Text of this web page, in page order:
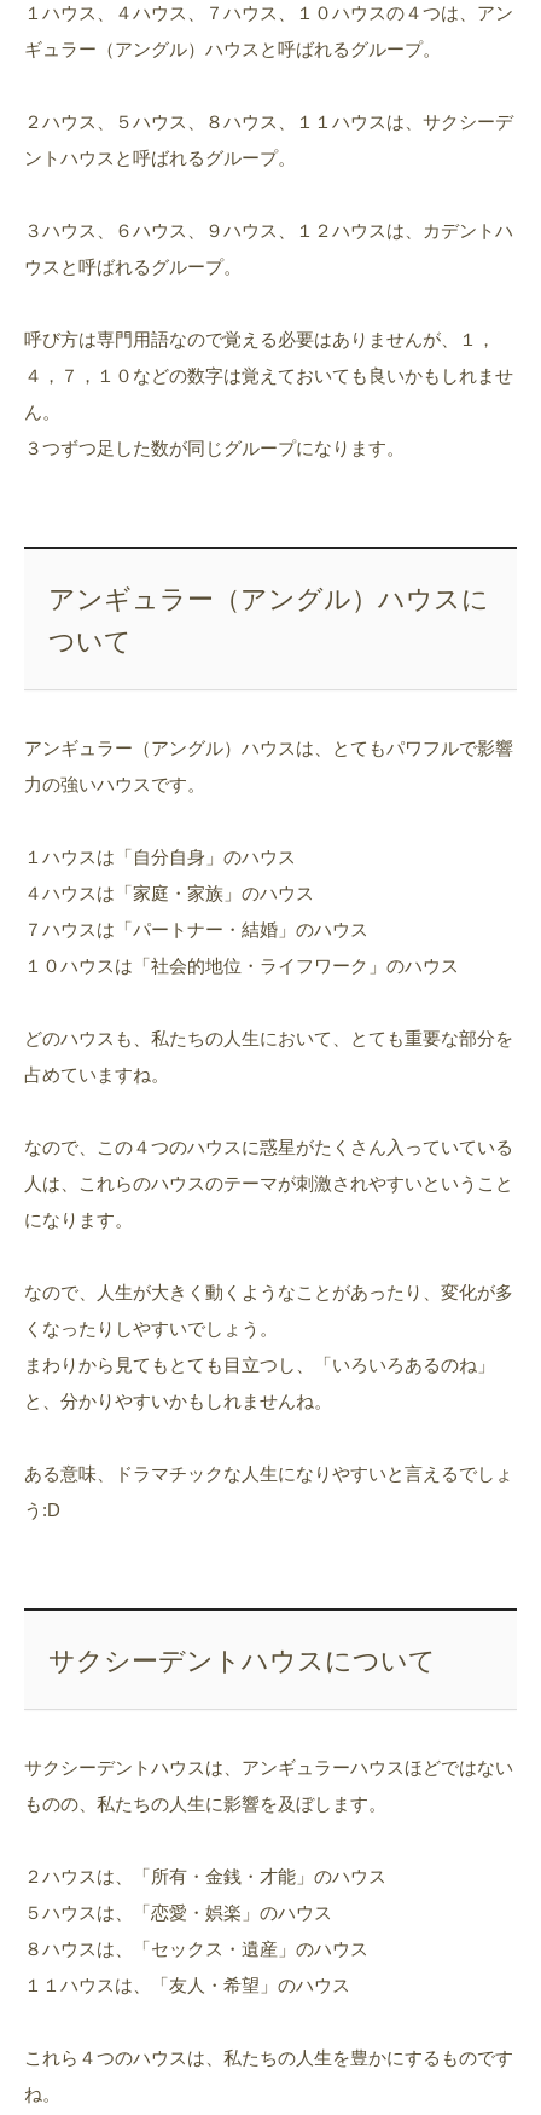
１ハウス、４ハウス、７ハウス、１０ハウスの４つは、アン
ギュラー（アングル）ハウスと呼ばれるグループ。
２ハウス、５ハウス、８ハウス、１１ハウスは、サクシーデ
ントハウスと呼ばれるグループ。
３ハウス、６ハウス、９ハウス、１２ハウスは、カデントハ
ウスと呼ばれるグループ。
呼び方は専門用語なので覚える必要はありませんが、１，
４，７，１０などの数字は覚えておいても良いかもしれませ
ん。
３つずつ足した数が同じグループになります。
アンギュラー（アングル）ハウスに
ついて
アンギュラー（アングル）ハウスは、とてもパワフルで影響
力の強いハウスです。
１ハウスは「自分自身」のハウス
４ハウスは「家庭・家族」のハウス
７ハウスは「パートナー・結婚」のハウス
１０ハウスは「社会的地位・ライフワーク」のハウス
どのハウスも、私たちの人生において、とても重要な部分を
占めていますね。
なので、この４つのハウスに惑星がたくさん入っていている
人は、これらのハウスのテーマが刺激されやすいということ
になります。
なので、人生が大きく動くようなことがあったり、変化が多
くなったりしやすいでしょう。
まわりから見てもとても目立つし、「いろいろあるのね」
と、分かりやすいかもしれませんね。
ある意味、ドラマチックな人生になりやすいと言えるでしょ
う:D
サクシーデントハウスについて
サクシーデントハウスは、アンギュラーハウスほどではない
ものの、私たちの人生に影響を及ぼします。
２ハウスは、「所有・金銭・才能」のハウス
５ハウスは、「恋愛・娯楽」のハウス
８ハウスは、「セックス・遺産」のハウス
１１ハウスは、「友人・希望」のハウス
これら４つのハウスは、私たちの人生を豊かにするものです
ね。